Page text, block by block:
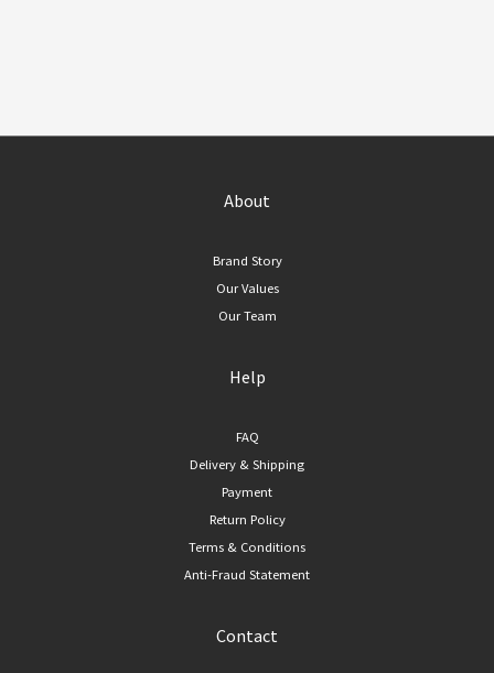
About
Brand Story
Our Values
Our Team
Help
FAQ
Delivery & Shipping
Payment
Return Policy
Terms & Conditions
Anti-Fraud Statement
Contact